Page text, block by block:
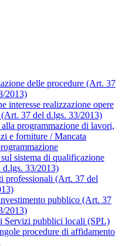
delle procedure (Art. 37
2013)
interesse realizzazione opere
37 del d.lgs. 33/2013)
programmazione di lavori,
e forniture / Mancata
sistema di qualificazione
33/2013)
professionali (Art. 37 del
pubblico (Art. 37
2013)
Servizi pubblici locali (SPL)
procedure di affidamento